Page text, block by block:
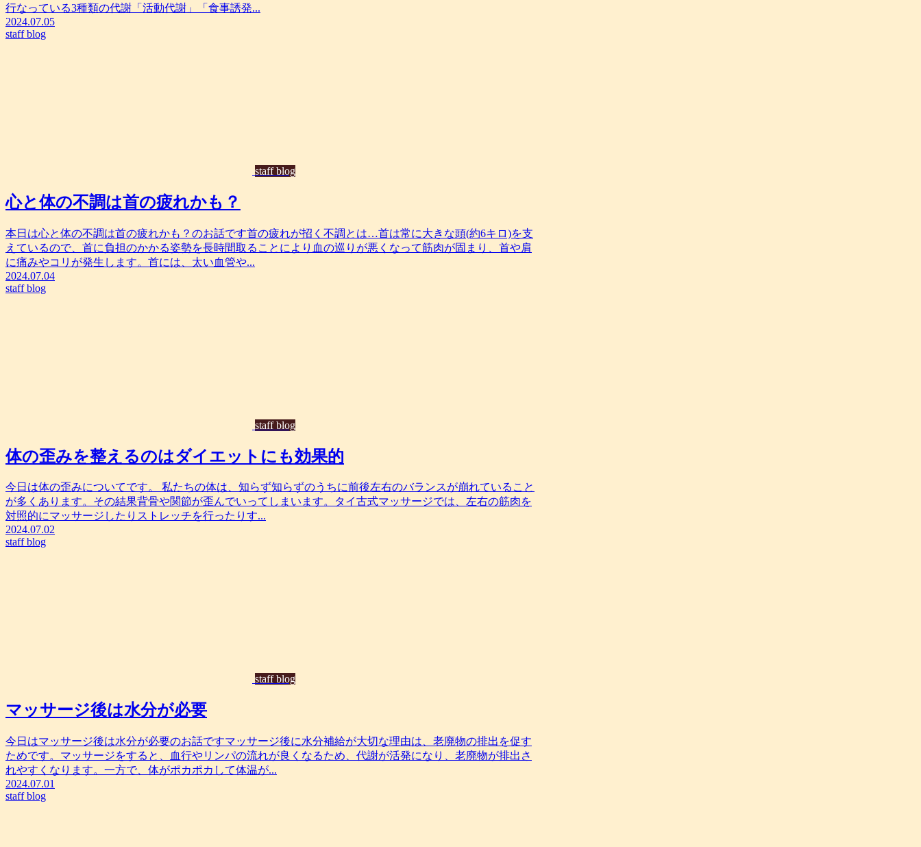
行なっている3種類の代謝「活動代謝」「食事誘発...
2024.07.05
staff blog
staff blog
心と体の不調は首の疲れかも？
本日は心と体の不調は首の疲れかも？のお話です首の疲れが招く不調とは…首は常に大きな頭(約6キロ)を支
えているので、首に負担のかかる姿勢を長時間取ることにより血の巡りが悪くなって筋肉が固まり、首や肩
に痛みやコリが発生します。首には、太い血管や...
2024.07.04
staff blog
staff blog
体の歪みを整えるのはダイエットにも効果的
今日は体の歪みについてです。 私たちの体は、知らず知らずのうちに前後左右のバランスが崩れていること
が多くあります。その結果背骨や関節が歪んでいってしまいます。タイ古式マッサージでは、左右の筋肉を
対照的にマッサージしたりストレッチを行ったりす...
2024.07.02
staff blog
staff blog
マッサージ後は水分が必要
今日はマッサージ後は水分が必要のお話ですマッサージ後に水分補給が大切な理由は、老廃物の排出を促す
ためです。マッサージをすると、血行やリンパの流れが良くなるため、代謝が活発になり、老廃物が排出さ
れやすくなります。一方で、体がポカポカして体温が...
2024.07.01
staff blog